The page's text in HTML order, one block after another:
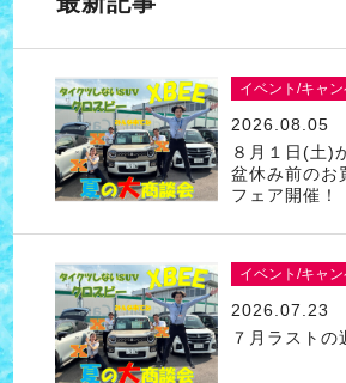
イベント/キャ
2026.08.05
８月１日(土)
盆休み前のお
フェア開催！
イベント/キャ
2026.07.23
７月ラスト